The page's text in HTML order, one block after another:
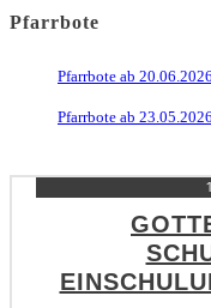
Pfarrbote
Pfarrbote ab 20.06.2026
Pfarrbote ab 23.05.2026